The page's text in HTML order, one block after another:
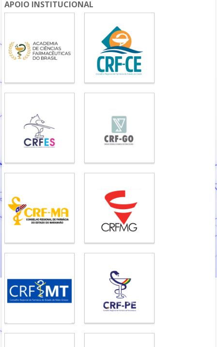
APOIO INSTITUCIONAL